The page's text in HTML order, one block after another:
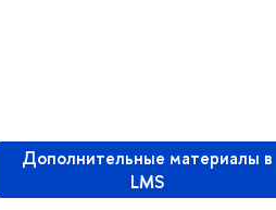
Дополнительные материалы в
LMS